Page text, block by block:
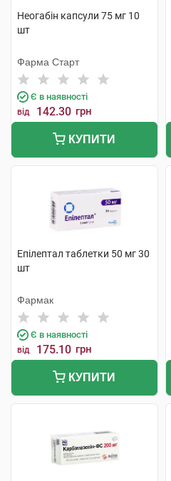
Неогабін капсули 75 мг 10
шт
Фарма Старт
Є в наявності
від 142.30 грн
КУПИТИ
Епілептал таблетки 50 мг 30
шт
Фармак
Є в наявності
від 175.10 грн
КУПИТИ